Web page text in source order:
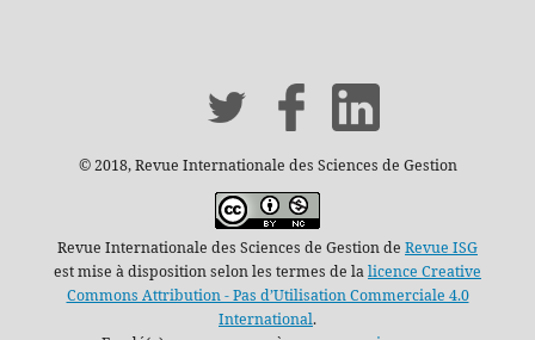
© 2018, Revue Internationale des Sciences de Gestion
Revue Internationale des Sciences de Gestion de Revue ISG
est mise à disposition selon les termes de lalicence Creative
Commons Attribution - Pas d’Utilisation Commerciale 4.0
International.